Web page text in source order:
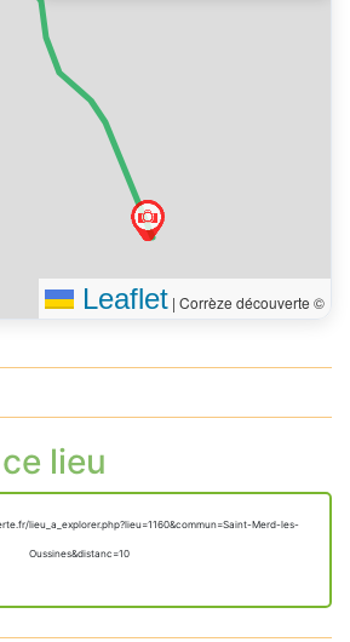
Leaflet | Corrèze découverte ©
lieu
lieu_a_explorer.php?lieu=1160&commun=Saint-Merd-les-
Oussines&distanc=10